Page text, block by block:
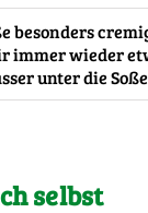
besonders
immer wieder
unter die
selbst